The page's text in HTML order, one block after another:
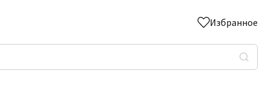
Избранное